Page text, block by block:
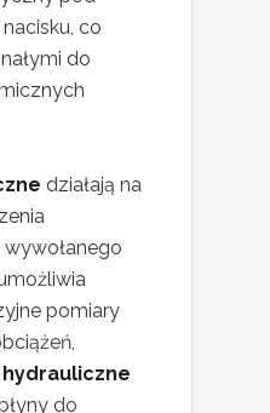
co
do
działają na
pomiary
do